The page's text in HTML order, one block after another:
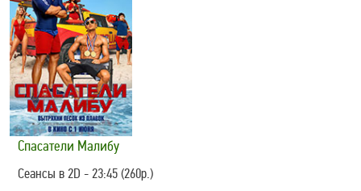
Спасатели Малибу
Сеансы в 2D - 23:45 (260р.)